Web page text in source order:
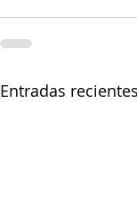
Entradas recientes